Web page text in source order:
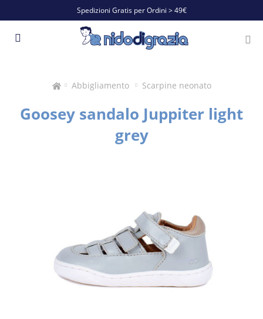
Spedizioni Gratis per Ordini > 49€
Abbigliamento Scarpine neonato
Goosey sandalo Juppiter light
grey